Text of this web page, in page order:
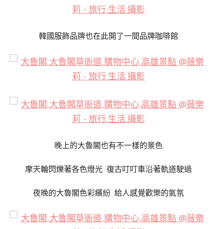
韓國服飾品牌也在此開了一間品牌咖啡館
晚上的大魯閣也有不一樣的景色
摩天輪閃爍著各色燈光 復古叮叮車沿著軌道駛過
夜晚的大魯閣色彩繽紛 給人感覺歡樂的氣氛